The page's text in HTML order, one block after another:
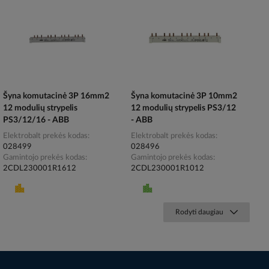
Šyna komutacinė 3P 16mm2
12 modulių strypelis
PS3/12/16 - ABB
Elektrobalt prekės kodas
028499
Gamintojo prekės kodas
2CDL230001R1612
Šyna komutacinė 3P 10mm2
12 modulių strypelis PS3/12
- ABB
Elektrobalt prekės kodas
028496
Gamintojo prekės kodas
2CDL230001R1012
Rodyti daugiau